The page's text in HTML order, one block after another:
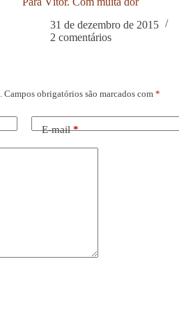
31 de dezembro de 2015
2 comentários
Campos obrigatórios são marcados com *
E-mail*